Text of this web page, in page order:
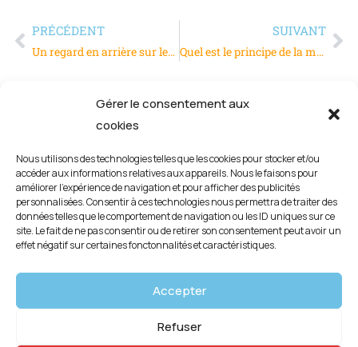
Gérer le consentement aux
cookies
Nous utilisons des technologies telles que les cookies pour stocker et/ou
accéder aux informations relatives aux appareils. Nous le faisons pour
améliorer l’expérience de navigation et pour afficher des publicités
personnalisées. Consentir à ces technologies nous permettra de traiter des
données telles que le comportement de navigation ou les ID uniques sur ce
site. Le fait de ne pas consentir ou de retirer son consentement peut avoir un
effet négatif sur certaines fonctonnalités et caractéristiques.
Accepter
Refuser
PRÉCÉDENT
Un regard en arrière sur les systèmes de retraite en France
SUIVANT
Quel est le principe de la méthode SMED ?
Politique de confidentialité